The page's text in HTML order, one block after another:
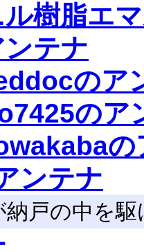
樹脂エ
ンテナ
のア
のア
の
ンテナ
納戸の中を駆